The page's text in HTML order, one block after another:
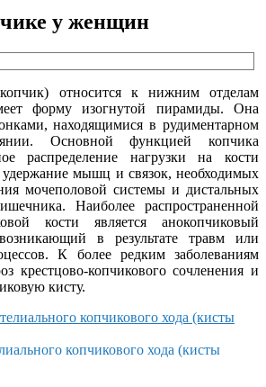
у женщин
относится к нижним отделам
форму изогнутой пирамиды. Она
находящимися в рудиментарном
Основной функцией копчика
распределение нагрузки на кости
удержание мышц и связок, необходимых
мочеполовой системы и дистальных
Наиболее распространенной
кости является анокопчиковый
в результате травм или
К более редким заболеваниям
крестцово-копчикового сочленения и
кисту.
копчикового хода (кисты